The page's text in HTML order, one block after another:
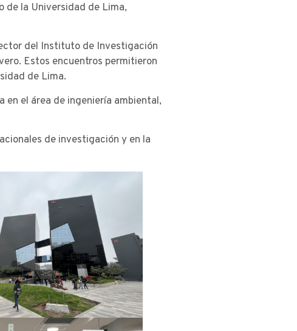
de la Universidad de Lima,
del Instituto de Investigación
Estos encuentros permitieron
de Lima.
el área de ingeniería ambiental,
de investigación y en la